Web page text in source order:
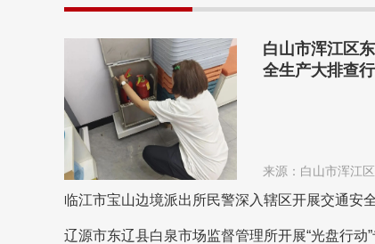
白山市浑江区
全生产大排查
来源：白山市浑江
临江市宝山边境派出所民警深入辖区开展交通安
辽源市东辽县白泉市场监督管理所开展“光盘行动